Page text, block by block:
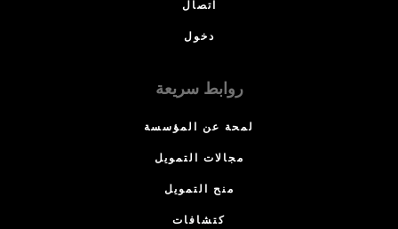
اتصال
دخول
روابط سريعة
لمحة عن المؤسسة
مجالات التمويل
منح التمويل
كتشافات